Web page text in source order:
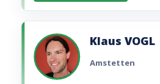
Klaus VOGL
Amstetten